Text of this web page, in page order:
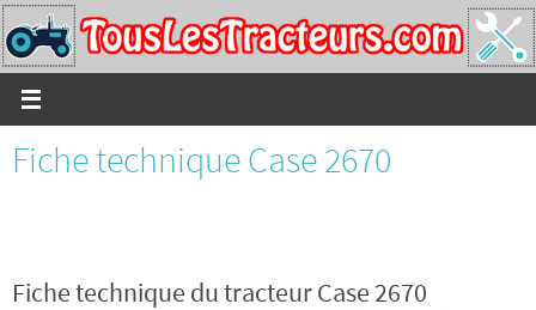
Passer
vers
le
contenu
Fiche technique Case 2670
Fiche technique du tracteur Case 2670